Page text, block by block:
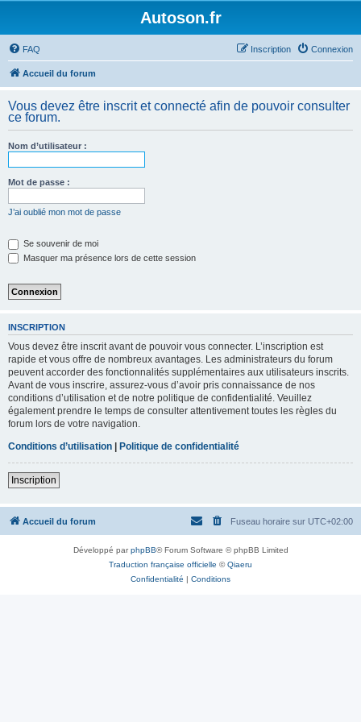
Autoson.fr
FAQ Connexion
Inscription
Accueil du forum
Vous devez être inscrit et connecté afin de pouvoir consulter
ce forum.
Nom d’utilisateur :
Mot de passe :
J’ai oublié mon mot de passe
Se souvenir de moi
Masquer ma présence lors de cette session
INSCRIPTION
Vous devez être inscrit avant de pouvoir vous connecter. L’inscription est
rapide et vous offre de nombreux avantages. Les administrateurs du forum
peuvent accorder des fonctionnalités supplémentaires aux utilisateurs inscrits.
Avant de vous inscrire, assurez-vous d’avoir pris connaissance de nos
conditions d’utilisation et de notre politique de confidentialité. Veuillez
également prendre le temps de consulter attentivement toutes les règles du
forum lors de votre navigation.
Conditions d’utilisation | Politique de confidentialité
Inscription
Accueil du forum Fuseau horaire sur UTC+02:00
Développé parphpBB® Forum Software © phpBB Limited
Traduction française officielle ©Qiaeru
Confidentialité | Conditions